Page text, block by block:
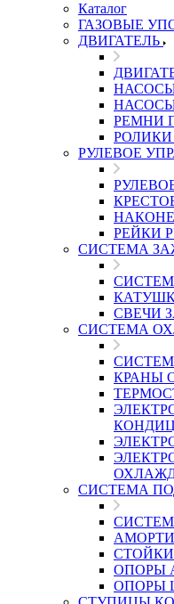
Каталог
ГАЗОВЫЕ
ДВИГАТЕЛЬ
РЕМНИ
РУЛЕВОЕ
РЕЙКИ
СИСТЕМА
СВЕЧИ
СИСТЕМА
КРАНЫ
СИСТЕМА
СТОЙКИ
ОПОРЫ
ОПОРЫ